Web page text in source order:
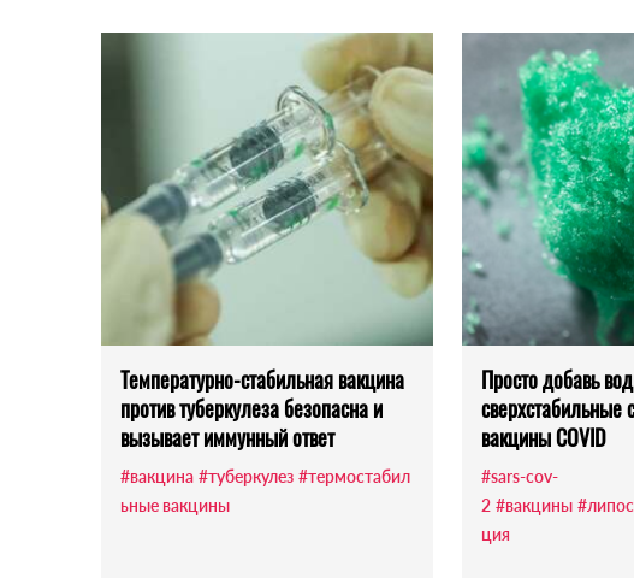
Температурно-стабильная вакцина
против туберкулеза безопасна и
вызывает иммунный ответ
#вакцина #туберкулез #термостабил
ьные вакцины
Просто добавь
вакцины COVID
#sars-cov-
2 #вакцины
ция